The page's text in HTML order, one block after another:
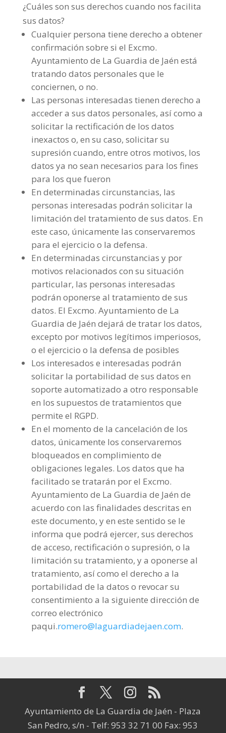
¿Cuáles son sus derechos cuando nos facilita
sus datos?
Cualquier persona tiene derecho a obtener
confirmación sobre si el Excmo.
Ayuntamiento de La Guardia de Jaén está
tratando datos personales que le
conciernen, o no.
Las personas interesadas tienen derecho a
acceder a sus datos personales, así como a
solicitar la rectificación de los datos
inexactos o, en su caso, solicitar su
supresión cuando, entre otros motivos, los
datos ya no sean necesarios para los fines
para los que fueron
En determinadas circunstancias, las
personas interesadas podrán solicitar la
limitación del tratamiento de sus datos. En
este caso, únicamente las conservaremos
para el ejercicio o la defensa.
En determinadas circunstancias y por
motivos relacionados con su situación
particular, las personas interesadas
podrán oponerse al tratamiento de sus
datos. El Excmo. Ayuntamiento de La
Guardia de Jaén dejará de tratar los datos,
excepto por motivos legítimos imperiosos,
o el ejercicio o la defensa de posibles
Los interesados e interesadas podrán
solicitar la portabilidad de sus datos en
soporte automatizado a otro responsable
en los supuestos de tratamientos que
permite el RGPD.
En el momento de la cancelación de los
datos, únicamente los conservaremos
bloqueados en complimiento de
obligaciones legales. Los datos que ha
facilitado se tratarán por el Excmo.
Ayuntamiento de La Guardia de Jaén de
acuerdo con las finalidades descritas en
este documento, y en este sentido se le
informa que podrá ejercer, sus derechos
de acceso, rectificación o supresión, o la
limitación su tratamiento, y a oponerse al
tratamiento, así como el derecho a la
portabilidad de la datos o revocar su
consentimiento a la siguiente dirección de
correo electrónico
paqui.romero@laguardiadejaen.com.
Ayuntamiento de La Guardia de Jaén - Plaza
San Pedro, s/n - Telf: 953 32 71 00 Fax: 953